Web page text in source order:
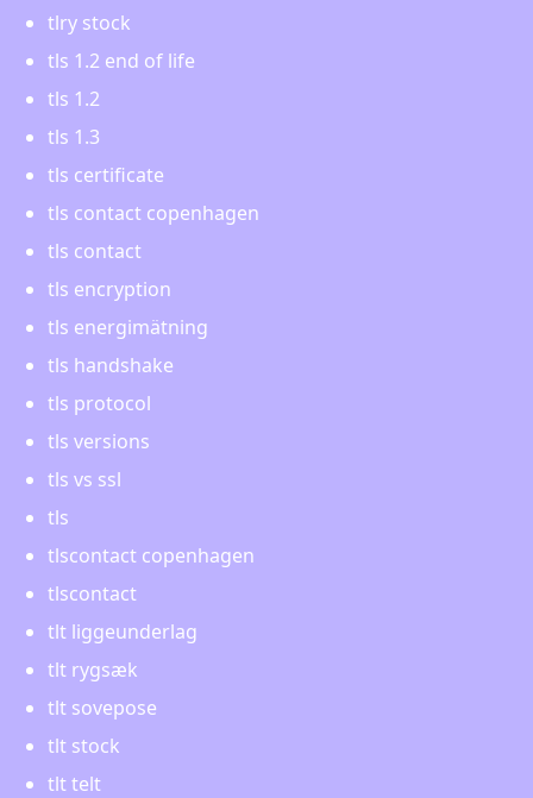
tlry stock
tls 1.2 end of life
tls 1.2
tls 1.3
tls certificate
tls contact copenhagen
tls contact
tls encryption
tls energimätning
tls handshake
tls protocol
tls versions
tls vs ssl
tls
tlscontact copenhagen
tlscontact
tlt liggeunderlag
tlt rygsæk
tlt sovepose
tlt stock
tlt telt